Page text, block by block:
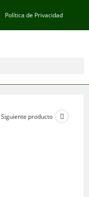
Política de Privacidad
Siguiente producto